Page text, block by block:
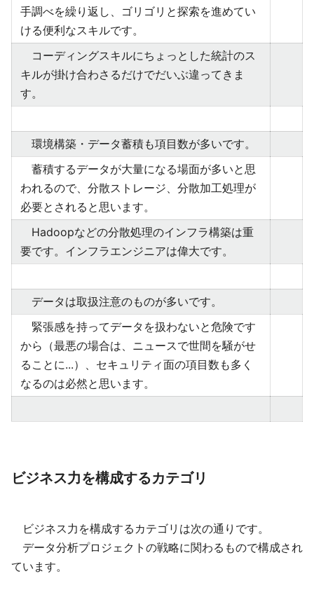
手調べを繰り返し、ゴリゴリと探索を進めてい
ける便利なスキルです。
コーディングスキルにちょっとした統計のス
キルが掛け合わさるだけでだいぶ違ってきま
す。
環境構築・データ蓄積も項目数が多いです。
蓄積するデータが大量になる場面が多いと思
われるので、分散ストレージ、分散加工処理が
必要とされると思います。
Hadoopなどの分散処理のインフラ構築は重
要です。インフラエンジニアは偉大です。
データは取扱注意のものが多いです。
緊張感を持ってデータを扱わないと危険です
から（最悪の場合は、ニュースで世間を騒がせ
ることに...）、セキュリティ面の項目数も多く
なるのは必然と思います。
ビジネス力を構成するカテゴリ
ビジネス力を構成するカテゴリは次の通りです。
データ分析プロジェクトの戦略に関わるもので構成され
ています。